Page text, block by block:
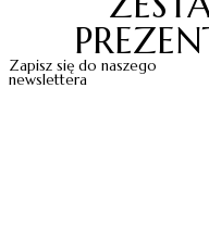
Zapisz się do naszego
newslettera